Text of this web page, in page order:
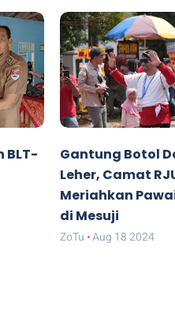
BLT-
Gantung Botol
Leher, Camat
Meriahkan
di Mesuji
ZoTu Aug 18 2024